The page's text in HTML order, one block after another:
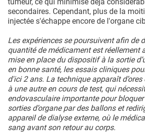
secondaires. Cependant, plus de la
injectée s'échappe encore de l'organe
Les expériences se poursuivent afin de
quantité de médicament est réellement
mise en place du dispositif à la sortie
en bonne santé, les essais cliniques
d'ici 2 ans. La technique apparaît
à une autre en cours de test, qui
endovasculaire importante pour
sorties d’organe par des ballons et
appareil de dialyse externe, où le
sang avant son retour au corps.